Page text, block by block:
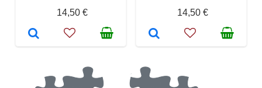
14,50 €
14,50 €